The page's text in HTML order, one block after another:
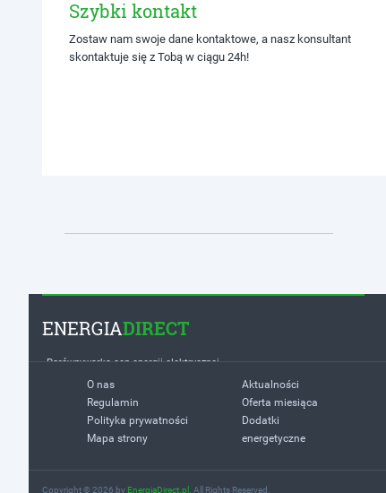
Szybki kontakt
Zostaw nam swoje dane kontaktowe, a nasz konsultant
skontaktuje się z Tobą w ciągu 24h!
ENERGIADIRECT
Porównywarka cen energii elektrycznej
O nas
Regulamin
Polityka prywatności
Mapa strony
Aktualności
Oferta miesiąca
Dodatki
energetyczne
Copyright © 2026 by EnergiaDirect.pl . All Rights Reserved.